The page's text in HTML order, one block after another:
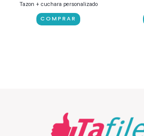
Tazon + cuchara personalizado
COMPRAR